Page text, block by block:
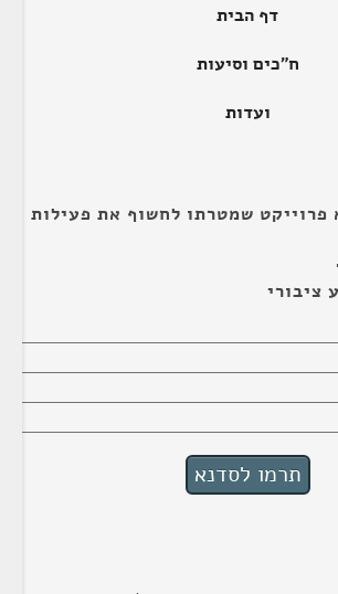
דף הבית
ח"כים וסיעות
ועדות
פרוייקט שמטרתו לחשוף את פעילות
ציבורי